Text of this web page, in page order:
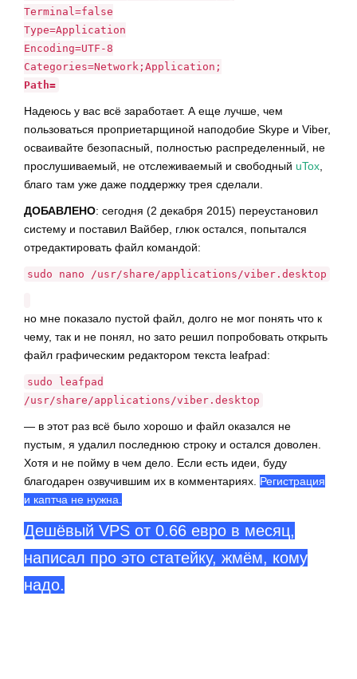
Terminal=false
Type=Application
Encoding=UTF-8
Categories=Network;Application;
Path=
Надеюсь у вас всё заработает. А еще лучше, чем
пользоваться проприетарщиной наподобие Skype и Viber,
осваивайте безопасный, полностью распределенный, не
прослушиваемый, не отслеживаемый и свободный uTox
благо там уже даже поддержку трея сделали.
ДОБАВЛЕНО: сегодня (2 декабря 2015) переустановил
систему и поставил Вайбер, глюк остался, попытался
отредактировать файл командой:
sudo nano /usr/share/applications/viber.desktop
но мне показало пустой файл, долго не мог понять что к
чему, так и не понял, но зато решил попробовать открыть
файл графическим редактором текста leafpad:
sudo leafpad
/usr/share/applications/viber.desktop
— в этот раз всё было хорошо и файл оказался не
пустым, я удалил последнюю строку и остался доволен.
Хотя и не пойму в чем дело. Если есть идеи, буду
благодарен озвучившим их в комментариях. Регистрация
и каптча не нужна.
Дешёвый VPS от 0.66 евро в месяц,
написал про это статейку, жмём, кому
надо.